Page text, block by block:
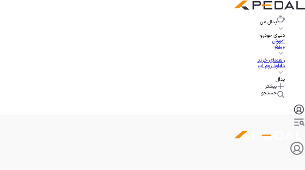
پدال من
دنیای خودرو
آموزش
ویدئو
راهنمای خرید
دانلود زوم اپ
پدال
بیشتر
جستجو